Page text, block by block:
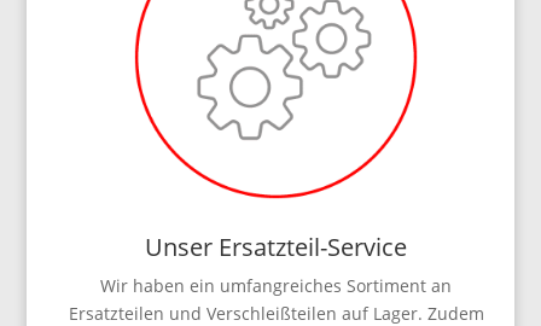
Unser Ersatzteil-Service
Wir haben ein umfangreiches Sortiment an
Ersatzteilen und Verschleißteilen auf Lager. Zudem